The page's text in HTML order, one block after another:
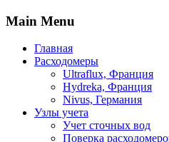
Main Menu
Главная
Расходомеры
Ultraflux, Франция
Hydreka, Франция
Nivus, Германия
Узлы учета
Учет сточных вод
Поверка